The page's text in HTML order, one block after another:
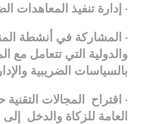
· إدارة تنفيذ المعاهدات
· المشاركة في أنشطة
والدولية التي تتعامل مع
بالسياسات الضريبية
· اقتراح المجالات التقنية
العامة للزكاة والدخل